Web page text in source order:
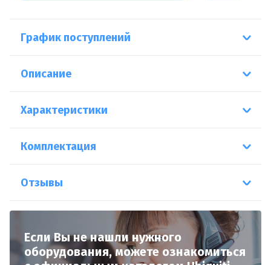
График поступлений
Описание
Характеристики
Комплектация
Отзывы
Если Вы не нашли нужного
оборудования,можете ознакомиться